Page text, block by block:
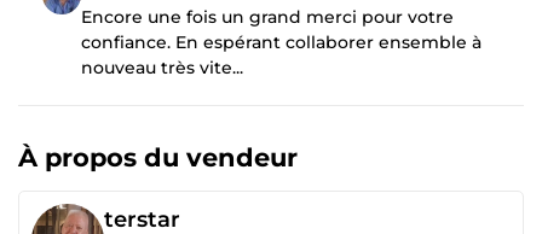
Encore une fois un grand merci pour votre
confiance. En espérant collaborer ensemble à
nouveau très vite...
À propos du vendeur
terstar